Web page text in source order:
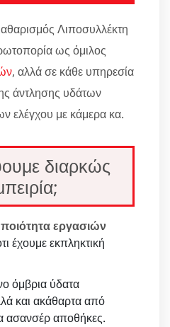
Λιποσυλλέκτη
ως όμιλος
, αλλά σε κάθε υπηρεσία
άντλησης υδάτων
ελέγχου με κάμερα κα.
διαρκώς
εργασιών
έχουμε εκπληκτική
όμβρια ύδατα
και ακάθαρτα από
ασανσέρ αποθήκες.